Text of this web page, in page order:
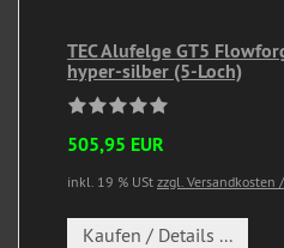
TEC Alufelge GT5
hyper-silber (5-Loch)
505,95 EUR
inkl. 19 % USt zzgl. Versandkosten /
Kaufen / Details ...